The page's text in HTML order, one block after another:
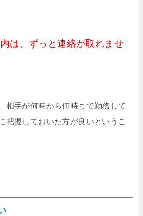
内は、ずっと連絡が取れませ
相手が何時から何時まで勤務して
把握しておいた方が良いというこ